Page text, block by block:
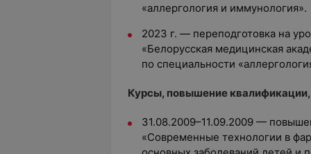
«аллергология и иммунология».
2023 г. — переподготовка на
«Белорусская медицинская
по специальности
Курсы, повышение
31.08.2009–11.09.2009 —
«Современные технологии в